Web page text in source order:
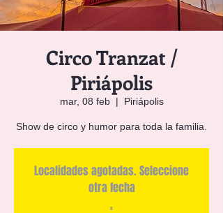
Circo Tranzat /
Piriápolis
mar, 08 feb
  |
Piriápolis
Show de circo y humor para toda la familia.
Localidades agotadas. Seleccione
otra fecha
.